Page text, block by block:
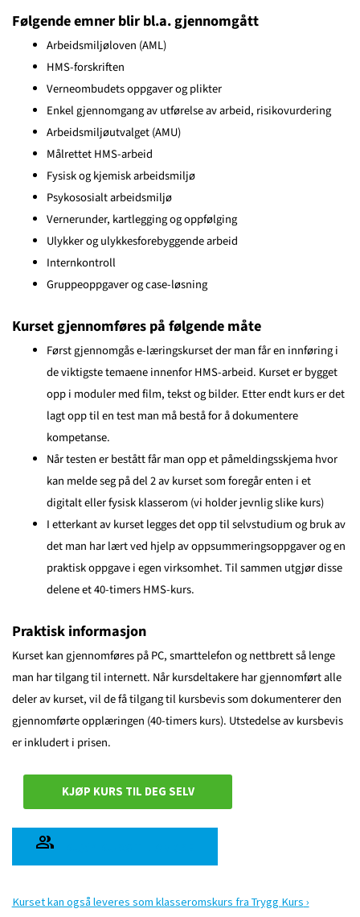
Følgende emner blir bl.a. gjennomgått
Arbeidsmiljøloven (AML)
HMS-forskriften
Verneombudets oppgaver og plikter
Enkel gjennomgang av utførelse av arbeid, risikovurdering
Arbeidsmiljøutvalget (AMU)
Målrettet HMS-arbeid
Fysisk og kjemisk arbeidsmiljø
Psykososialt arbeidsmiljø
Vernerunder, kartlegging og oppfølging
Ulykker og ulykkesforebyggende arbeid
Internkontroll
Gruppeoppgaver og case-løsning
Kurset gjennomføres på følgende måte
Først gjennomgås e-læringskurset der man får en innføring i
de viktigste temaene innenfor HMS-arbeid. Kurset er bygget
opp i moduler med film, tekst og bilder. Etter endt kurs er det
lagt opp til en test man må bestå for å dokumentere
kompetanse.
Når testen er bestått får man opp et påmeldingsskjema hvor
kan melde seg på del 2 av kurset som foregår enten i et
digitalt eller fysisk klasserom (vi holder jevnlig slike kurs)
I etterkant av kurset legges det opp til selvstudium og bruk av
det man har lært ved hjelp av oppsummeringsoppgaver og en
praktisk oppgave i egen virksomhet. Til sammen utgjør disse
delene et 40-timers HMS-kurs.
Praktisk informasjon
Kurset kan gjennomføres på PC, smarttelefon og nettbrett så lenge
man har tilgang til internett. Når kursdeltakere har gjennomført alle
deler av kurset, vil de få tilgang til kursbevis som dokumenterer den
gjennomførte opplæringen (40-timers kurs). Utstedelse av kursbevis
er inkludert i prisen.
KJØP KURS TIL DEG SELV
Kurset kan også leveres som klasseromskurs fra Trygg Kurs